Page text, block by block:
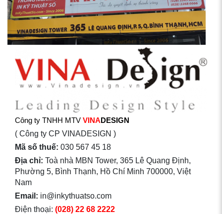
Công ty TNHH MTV VINADESIGN
( Công ty CP VINADESIGN )
Mã số thuế: 030 567 45 18
Địa chỉ: Toà nhà MBN Tower, 365 Lê Quang Định,
Phường 5, Bình Thạnh, Hồ Chí Minh 700000, Việt
Nam
Email: in@inkythuatso.com
Điện thoại: (028) 22 68 2222